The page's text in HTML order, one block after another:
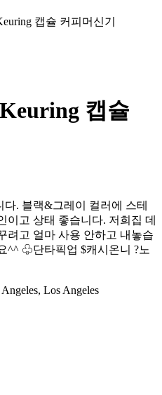
캡슐 커피머신기
캡슐
. 블랙&그레이 컬러에 스테
이고 상태 좋습니다. 저희집 데
려고 얼마 사용 안하고 내놓습
^^ ♧단타픽업 $캐시온니 ?노
Los Angeles